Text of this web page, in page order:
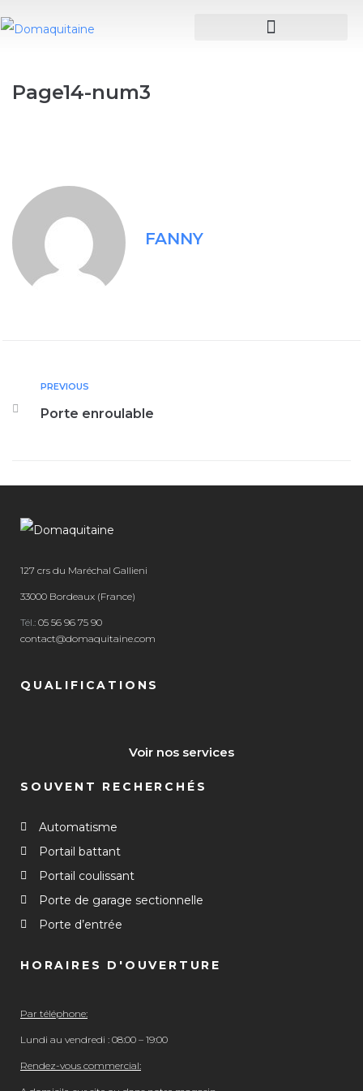
Page14-num3
FANNY
PREVIOUS
Porte enroulable
127 crs du Maréchal Gallieni
33000 Bordeaux (France)
Tél.: 05 56 96 75 90
contact@domaquitaine.com
QUALIFICATIONS
Voir nos services
SOUVENT RECHERCHÉS
Automatisme
Portail battant
Portail coulissant
Porte de garage sectionnelle
Porte d’entrée
HORAIRES D'OUVERTURE
Par téléphone:
Lundi au vendredi : 08:00 – 19:00
Rendez-vous commercial: